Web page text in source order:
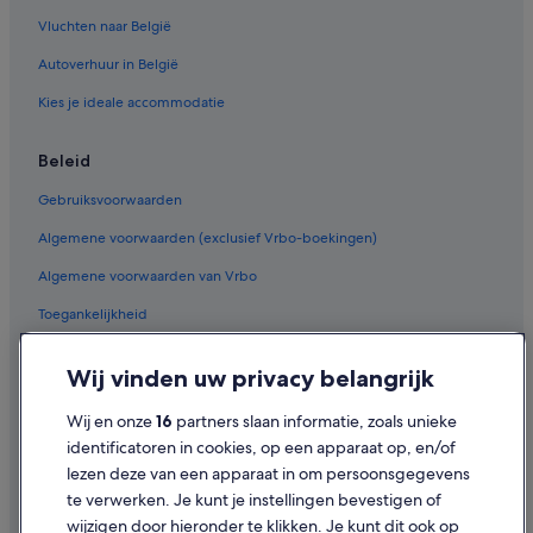
Vluchten naar België
Autoverhuur in België
Kies je ideale accommodatie
Beleid
Gebruiksvoorwaarden
Algemene voorwaarden (exclusief Vrbo-boekingen)
Algemene voorwaarden van Vrbo
Toegankelijkheid
Cookies
Juridische informatie/Contact
Inhoudsrichtlijnen en inhoud rapporteren
Hulp
Wij vinden uw privacy belangrijk
Wij en onze16 partners slaan informatie, zoals unieke
identificatoren in cookies, op een apparaat op, en/of
lezen deze van een apparaat in om persoonsgegevens
te verwerken. Je kunt je instellingen bevestigen of
wijzigen door hieronder te klikken. Je kunt dit ook op